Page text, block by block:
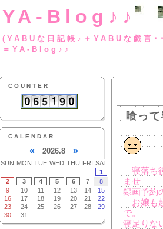
YA-Blog♪♪
(YABUな日記帳♪
＝YA-Blog♪♪
COUNTER
CALENDAR
« 2026.8 »
SUN MON TUE WED THU FRI SAT
-
- - - - -
1
2
3 4 5 6 7
8
9
10 11 12 13 14
15
16
17 18 19 20 21
22
23
24 25 26 27 28
29
30
31 - - - - -
喰っ
寝落ち
ませ
録画予約
お嬢も
で。
寝足りな